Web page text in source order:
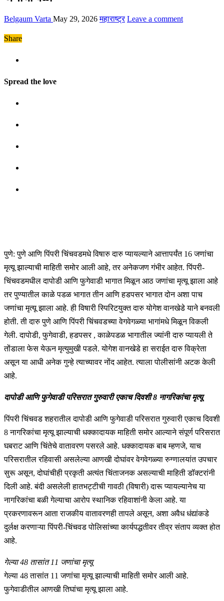
Belgaum Varta May 29, 2026 महाराष्ट्र Leave a comment
Share
Spread the love
पुणे: पुणे आणि पिंपरी चिंचवडमधे विषारु दारु प्यायल्याने आत्तापर्यंत 16 जणांचा
मृत्यू झाल्याची माहिती समोर आली आहे, तर अनेकजण गंभीर आहेत. पिंपरी-
चिंचवडमधील दापोडी आणि फुगेवाडी भागात मिळून आठ जणांचा मृत्यू झाला आहे
तर पुण्यातील काळे पडळ भागात तीन आणि हडपसर भागात दोन अशा पाच
जणांचा मृत्यू झाला आहे. ही विषारी स्पिरिटयुक्त दारु योगेश वानखेडे याने बनवली
होती. ती दारु पुणे आणि पिंपरी चिंचवडच्या वेगवेगळ्या भागांमधे मिळून विकली
गेली. दापोडी, फुगेवाडी, हडपसर , काळेपडळ भागातील ज्यांनी दारु प्यायली ते
तोंडाला फेस येऊन मृत्युमुखी पडले. योगेश वानखेडे हा सराईत दारु विक्रेता
असून या आधी अनेक गुन्हे त्याच्यावर नोंद आहेत. त्याला पोलीसांनी अटक केली
आहे.
दापोडी आणि फुगेवाडी परिसरात गुरुवारी एकाच दिवशी 8 नागरिकांचा मृत्यू
पिंपरी चिंचवड शहरातील दापोडी आणि फुगेवाडी परिसरात गुरुवारी एकाच दिवशी
8 नागरिकांचा मृत्यू झाल्याची धक्कादायक माहिती समोर आल्याने संपूर्ण परिसरात
घबराट आणि चिंतेचे वातावरण पसरले आहे. धक्कादायक बाब म्हणजे, याच
परिसरातील रहिवासी असलेल्या आणखी दोघांवर वेगवेगळ्या रुग्णालयांत उपचार
सुरू असून, दोघांचीही प्रकृती अत्यंत चिंताजनक असल्याची माहिती डॉक्टरांनी
दिली आहे. बंदी असलेली हातभट्टीची गावठी (विषारी) दारू प्यायल्यानेच या
नागरिकांचा बळी गेल्याचा आरोप स्थानिक रहिवाशांनी केला आहे. या
प्रकरणावरून आता राजकीय वातावरणही तापले असून, अशा अवैध धंद्यांकडे
दुर्लक्ष करणाऱ्या पिंपरी-चिंचवड पोलिसांच्या कार्यपद्धतीवर तीव्र संताप व्यक्त होत
आहे.
गेल्या 48 तासांत 11 जणांचा मृत्यू
गेल्या 48 तासांत 11 जणांचा मृत्यू झाल्याची माहिती समोर आली आहे.
फुगेवाडीतील आणखी तिघांचा मृत्यू झाला आहे.